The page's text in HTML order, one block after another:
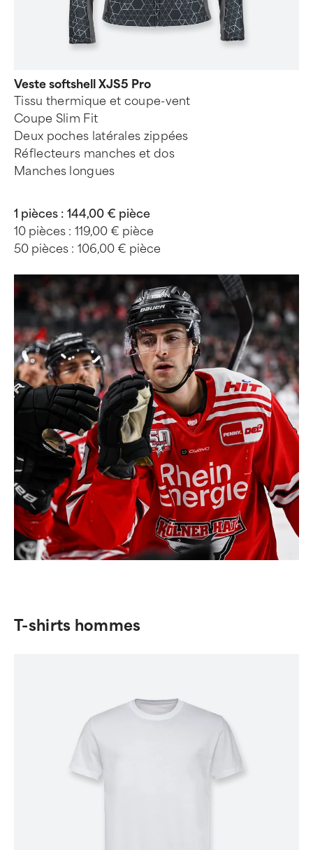
Veste softshell XJS5 Pro
Tissu thermique et coupe-vent
Coupe Slim Fit
Deux poches latérales zippées
Réflecteurs manches et dos
Manches longues
1 pièces : 144,00 € pièce
10 pièces : 119,00 € pièce
50 pièces : 106,00 € pièce
T-shirts hommes